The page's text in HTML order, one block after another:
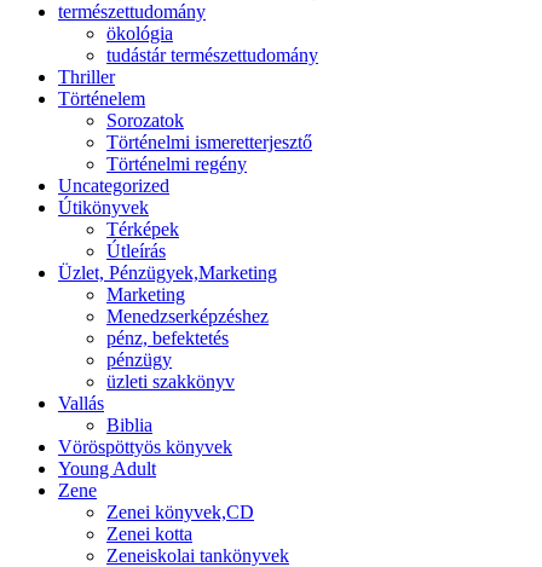
természettudomány
ökológia
tudástár természettudomány
Thriller
Történelem
Sorozatok
Történelmi ismeretterjesztő
Történelmi regény
Uncategorized
Útikönyvek
Térképek
Útleírás
Üzlet, Pénzügyek,Marketing
Marketing
Menedzserképzéshez
pénz, befektetés
pénzügy
üzleti szakkönyv
Vallás
Biblia
Vöröspöttyös könyvek
Young Adult
Zene
Zenei könyvek,CD
Zenei kotta
Zeneiskolai tankönyvek